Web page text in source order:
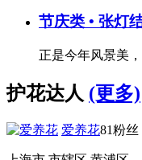
节庆类 • 张灯
正是今年风景美
护花达人 (更多)
爱养花81粉丝